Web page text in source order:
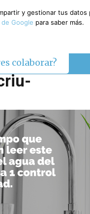
colaborar?
y gestionar tus datos
Google para saber más.